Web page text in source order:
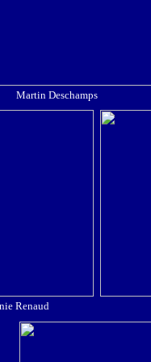
Martin Deschamps
Renaud